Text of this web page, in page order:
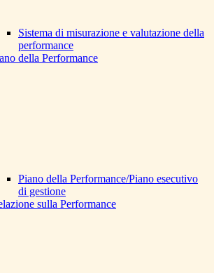
Sistema di misurazione e valutazione della
performance
della Performance
Piano della Performance/Piano esecutivo
di gestione
sulla Performance